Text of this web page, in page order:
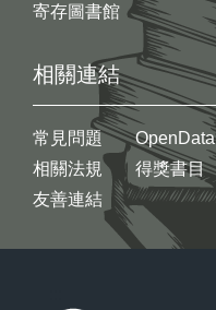
寄存圖書館
相關連結
常見問題
相關法規
友善連結
OpenData
得獎書目